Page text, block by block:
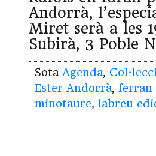
Andorrà,
Miret serà a les
Subirà, 3 Poble
Sota Agenda,
Ester Andorrà, ferran
minotaure, labreu